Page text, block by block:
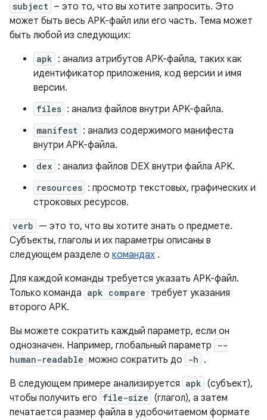
subject – это то, что вы хотите запросить. Это
может быть весь APK-файл или его часть. Тема может
быть любой из следующих:
apk : анализ атрибутов APK-файла, таких как
идентификатор приложения, код версии и имя
версии.
files : анализ файлов внутри APK-файла.
manifest : анализ содержимого манифеста
внутри APK-файла.
dex : анализ файлов DEX внутри файла APK.
resources : просмотр текстовых, графических и
строковых ресурсов.
verb — это то, что вы хотите знать о предмете.
Субъекты, глаголы и их параметры описаны в
следующем разделе о командах .
Для каждой команды требуется указать APK-файл.
Только команда apk compare требует указания
второго APK.
Вы можете сократить каждый параметр, если он
однозначен. Например, глобальный параметр
--
human-readable можно сократить до -h .
В следующем примере анализируется apk (субъект),
чтобы получить его file-size (глагол), а затем
печатается размер файла в удобочитаемом формате